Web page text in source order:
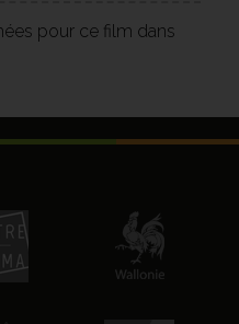
pour ce film dans